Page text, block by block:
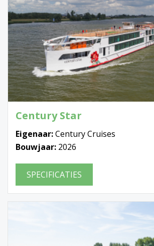
Century Star
Eigenaar:Century Cruises
Bouwjaar: 2026
SPECIFICATIES